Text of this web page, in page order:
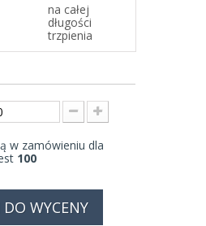
na całej
długości
trzpienia
w zamówieniu dla
100
DO WYCENY